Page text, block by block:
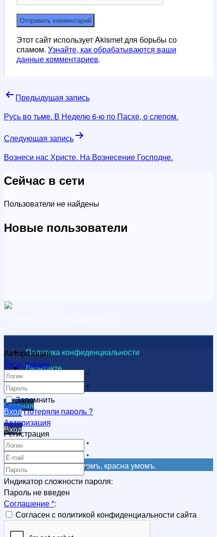
Этот сайт использует Akismet для борьбы со
спамом. Узнайте, как обрабатываются ваши
данные комментариев.
Навигация
по
Предыдущая запись
Русь во тьме. В Неделю 6-ю по Пасхе, о слепом.
Следующая запись
Вознеси нас Христе. На Вознесение Господне.
Сейчас в сети
Пользователи не найдены
Новые пользователи
Политика конфиденциальности
Вконтакте
Видеоканал
Главная
Вход
Вход
Регистрация
Регистрация
Не красна книга письмомъ, красна умомъ.
Авторизация
Регистрация
*
*
Запомнить
ВходПотеряли пароль ?
Авторизация
Регистрация
*
*
*
Индикатор сложности пароля:
Пароль не введен
Соглашение*:
Согласен с политикой конфиденциальности сайта